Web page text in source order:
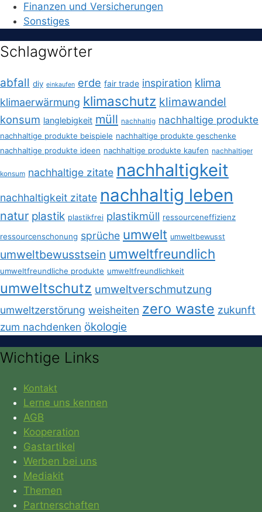
Finanzen und Versicherungen
Sonstiges
Schlagwörter
abfall diy einkaufen erde fair trade inspiration klima
klimaerwärmung klimaschutz klimawandel
konsum langlebigkeit müll nachhaltig nachhaltige produkte
nachhaltige produkte beispiele nachhaltige produkte geschenke
nachhaltige produkte ideen nachhaltige produkte kaufen nachhaltiger
konsum nachhaltige zitate nachhaltigkeit
nachhaltigkeit zitate nachhaltig leben
natur plastik plastikfrei plastikmüll ressourceneffizienz
ressourcenschonung sprüche umwelt umweltbewusst
umweltbewusstsein umweltfreundlich
umweltfreundliche produkte umweltfreundlichkeit
umweltschutz umweltverschmutzung
umweltzerstörung weisheiten zero waste zukunft
zum nachdenken ökologie
Wichtige Links
Kontakt
Lerne uns kennen
AGB
Kooperation
Gastartikel
Werben bei uns
Mediakit
Themen
Partnerschaften